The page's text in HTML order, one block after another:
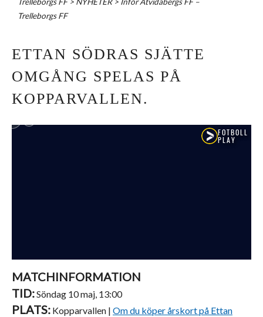
Trelleborgs FF
ETTAN SÖDRAS SJÄTTE
OMGÅNG SPELAS PÅ
KOPPARVALLEN.
MATCHINFORMATION
TID:Söndag 10 maj, 13:00
PLATS: Kopparvallen | Om du köper årskort på Ettan